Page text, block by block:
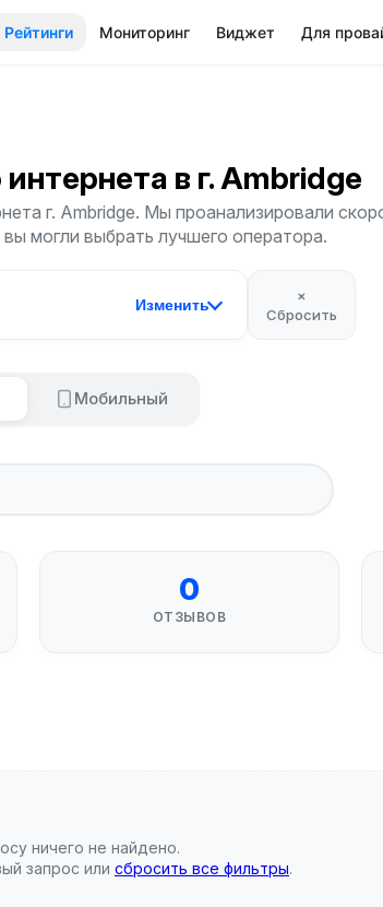
Рейтинги Мониторинг Виджет Для
в г. Ambridge
г. Ambridge. Мы проанализировали
могли выбрать лучшего оператора.
Изменить
×
Сбросить
Мобильный
0
ОТЗЫВОВ
ничего не найдено.
запрос или сбросить все фильтры.